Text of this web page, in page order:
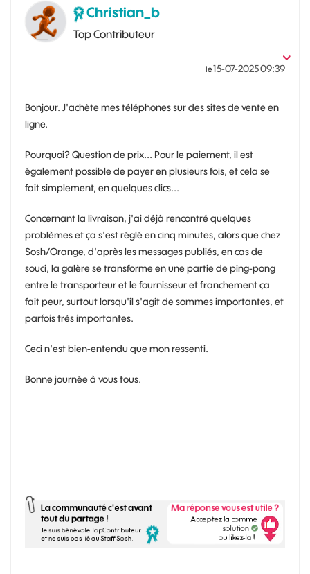
Christian_b
Top Contributeur
le‎15-07-202509:39
Bonjour. J'achète mes téléphones sur des sites de vente en
ligne.
Pourquoi? Question de prix... Pour le paiement, il est
également possible de payer en plusieurs fois, et cela se
fait simplement, en quelques clics...
Concernant la livraison, j'ai déjà rencontré quelques
problèmes et ça s'est réglé en cinq minutes, alors que chez
Sosh/Orange, d'après les messages publiés, en cas de
souci, la galère se transforme en une partie de ping-pong
entre le transporteur et le fournisseur et franchement ça
fait peur, surtout lorsqu'il s'agit de sommes importantes, et
parfois très importantes.
Ceci n'est bien-entendu que mon ressenti.
Bonne journée à vous tous.